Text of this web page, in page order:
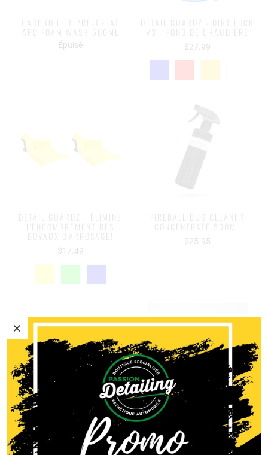
CARPRO LIFT PRE-TREAT
APC FOAM WASH 500ML
Épuisé
DETAIL GUARDZ - DIRT LOCK
V3 - FOND DE CHAUDIÈRE
$27.99
DETAIL GUARDZ - ÉLIMINE
L'ENCOMBREMENT DES
BOYAUX D'ARROSAGE!
$17.49
FIREBALL BUG CLEANER
CONCENTRATE 500ML
$25.95
FIREBALL EASY COAT 4L
$499.95
FIREBALL EASY COAT 500ML
$74.95